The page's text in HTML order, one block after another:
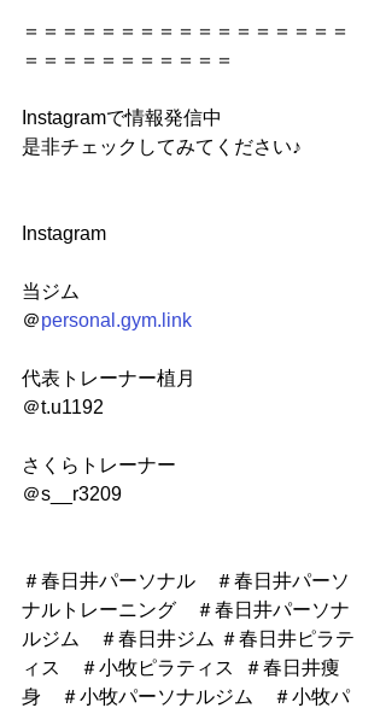
＝＝＝＝＝＝＝＝＝＝＝＝＝＝＝＝＝
＝＝＝＝＝＝＝＝＝＝＝
Instagramで情報発信中
是非チェックしてみてください♪
Instagram
当ジム
＠personal.gym.link
代表トレーナー植月
＠t.u1192
さくらトレーナー
＠s__r3209
＃春日井パーソナル　＃春日井パーソ
ナルトレーニング　＃春日井パーソナ
ルジム　＃春日井ジム ＃春日井ピラテ
ィス　＃小牧ピラティス  ＃春日井痩
身　＃小牧パーソナルジム　＃小牧パ